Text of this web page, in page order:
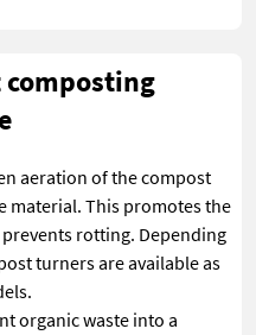
aeration of the compost
material. This promotes the
rotting. Depending
turners are available as
organic waste into a